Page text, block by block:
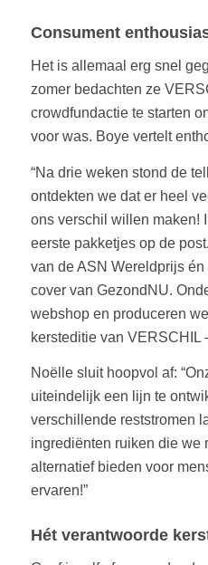
Consument
Het is allemaal erg snel
zomer bedachten ze
crowdfundactie te starten
voor was. Boye vertelt
“Na drie weken stond de
ontdekten we dat er heel
ons verschil willen maken!
eerste pakketjes op de
van de ASN Wereldprijs
cover van GezondNU.
webshop en produceren
kersteditie van VERSCHIL
Noëlle sluit hoopvol af:
uiteindelijk een lijn te
verschillende reststromen
ingrediënten ruiken die we
alternatief bieden voor
ervaren!”
Hét verantwoorde